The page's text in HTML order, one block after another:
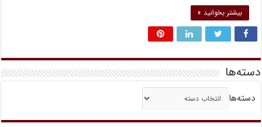
بیشتر بخوانید »
دسته‌ها
دسته‌ها